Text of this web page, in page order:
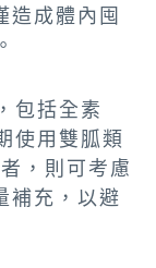
造成體內囤
包括全素
使用雙胍類
，則可考慮
補充，以避